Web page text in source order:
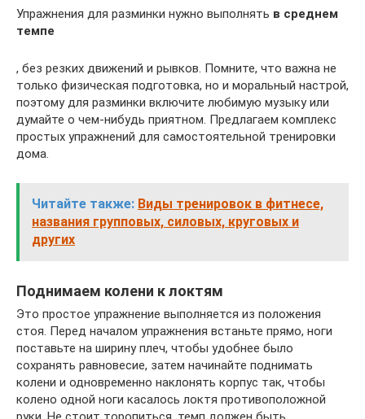
Упражнения для разминки нужно выполнять в среднем
темпе
, без резких движений и рывков. Помните, что важна не
только физическая подготовка, но и моральный настрой,
поэтому для разминки включите любимую музыку или
думайте о чем-нибудь приятном. Предлагаем комплекс
простых упражнений для самостоятельной тренировки
дома.
Читайте также: Виды тренировок в фитнесе,
названия групповых, силовых, круговых и
других
Поднимаем колени к локтям
Это простое упражнение выполняется из положения
стоя. Перед началом упражнения встаньте прямо, ноги
поставьте на ширину плеч, чтобы удобнее было
сохранять равновесие, затем начинайте поднимать
колени и одновременно наклонять корпус так, чтобы
колено одной ноги касалось локтя противоположной